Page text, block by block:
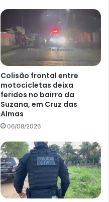
Colisão frontal entre
motocicletas deixa
feridos no bairro da
Suzana, em Cruz das
Almas
06/08/2026